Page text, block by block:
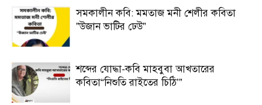
সমকালীন কবি: মমতাজ মনী শেলীর কবিতা
”উজান ভাটির ঢেউ”
শব্দের যোদ্ধা-কবি মাহবুবা আখতারের
কবিতা“নিশুতি রাইতের চিঠি’”